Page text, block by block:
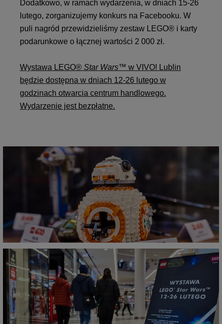
Dodatkowo, w ramach wydarzenia, w dniach 15-26
lutego, zorganizujemy konkurs na Facebooku. W
puli nagród przewidzieliśmy zestaw LEGO® i karty
podarunkowe o łącznej wartości 2 000 zł.
Wystawa LEGO® Star Wars™ w VIVO! Lublin
będzie dostępna w dniach 12-26 lutego w
godzinach otwarcia centrum handlowego.
Wydarzenie jest bezpłatne.